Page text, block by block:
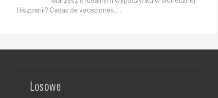
Hiszpanii? Casas de vacaciones, …
Losowe